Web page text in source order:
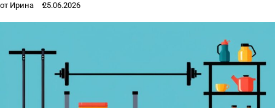
от Ирина 25.06.2026